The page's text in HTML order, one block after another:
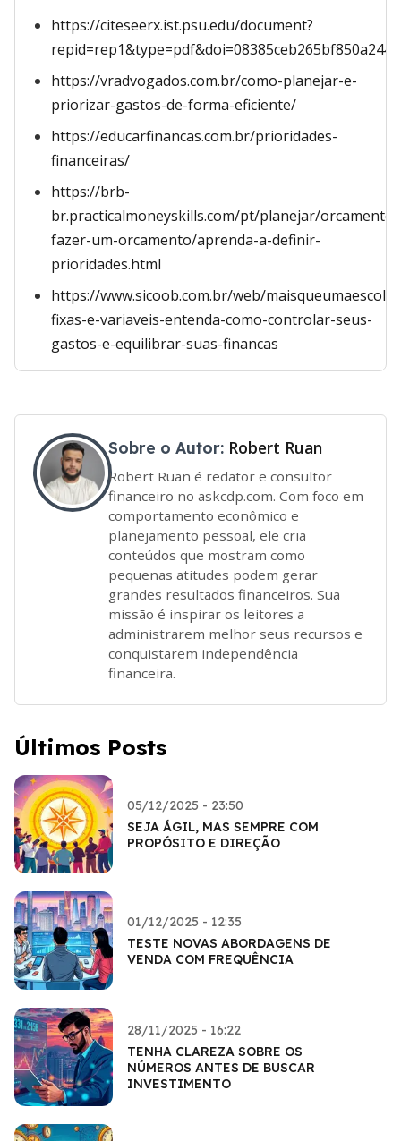
https://citeseerx.ist.psu.edu/document?
https://vradvogados.com.br/como-planejar-e-
priorizar-gastos-de-forma-eficiente/
https://educarfinancas.com.br/prioridades-
financeiras/
https://brb-
br.practicalmoneyskills.com/pt/planejar/
fazer-um-orcamento/aprenda-a-definir-
prioridades.html
https://www.sicoob.com.br/web/
fixas-e-variaveis-entenda-como-controlar-seus-
gastos-e-equilibrar-suas-financas
Sobre o Autor: Robert Ruan
Robert Ruan é redator e consultor
financeiro no askcdp.com. Com foco em
comportamento econômico e
planejamento pessoal, ele cria
conteúdos que mostram como
pequenas atitudes podem gerar
grandes resultados financeiros. Sua
missão é inspirar os leitores a
administrarem melhor seus recursos e
conquistarem independência
financeira.
Últimos Posts
05/12/2025 - 23:50
SEJA ÁGIL, MAS SEMPRE COM
PROPÓSITO E DIREÇÃO
01/12/2025 - 12:35
TESTE NOVAS ABORDAGENS DE
VENDA COM FREQUÊNCIA
28/11/2025 - 16:22
TENHA CLAREZA SOBRE OS
NÚMEROS ANTES DE BUSCAR
INVESTIMENTO